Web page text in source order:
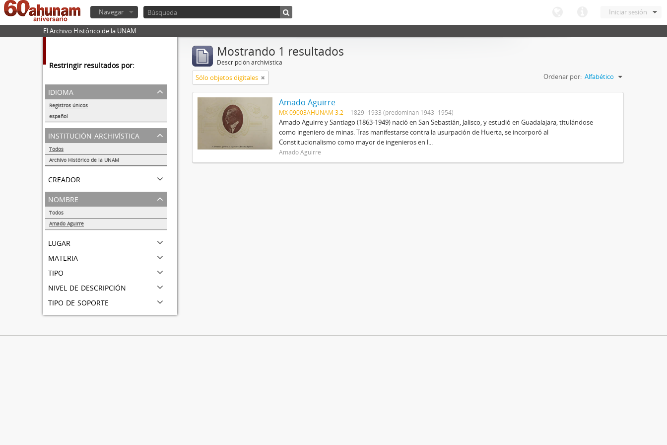
Iniciar sesión
Navegar
El Archivo Histórico de la UNAM
Restringir resultados por:
idioma
Registros únicos
español
1
institución archivística
Todos
Archivo Histórico de la UNAM
creador
nombre
Todos
Amado Aguirre
lugar
materia
tipo
nivel de descripción
tipo de soporte
Mostrando 1 resultados
Descripción archivística
Sólo objetos digitales Ordenar por: Alfabético
Amado Aguirre
MX 09003AHUNAM 3.2 1829 -1933 (predominan 1943 -1954)
Amado Aguirre y Santiago (1863-1949) nació en San Sebastián, Jalisco, y estudió en Guadalajara, titulándose
como ingeniero de minas. Tras manifestarse contra la usurpación de Huerta, se incorporó al
Constitucionalismo como mayor de ingenieros en l...
Amado Aguirre